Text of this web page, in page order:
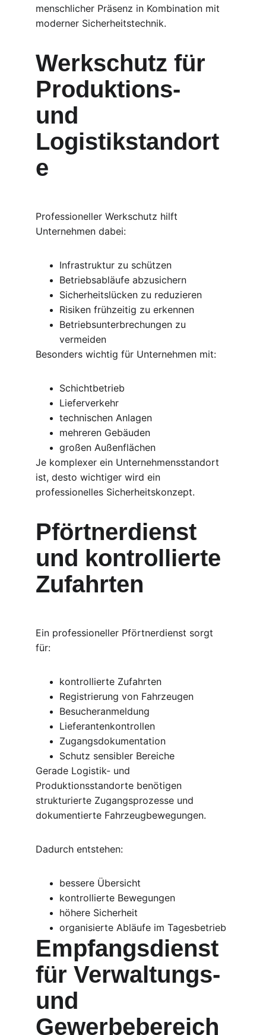
menschlicher Präsenz in Kombination mit
moderner Sicherheitstechnik.
Werkschutz für
Produktions-
und
Logistikstandort
e
Professioneller Werkschutz hilft
Unternehmen dabei:
Infrastruktur zu schützen
Betriebsabläufe abzusichern
Sicherheitslücken zu reduzieren
Risiken frühzeitig zu erkennen
Betriebsunterbrechungen zu
vermeiden
Besonders wichtig für Unternehmen mit:
Schichtbetrieb
Lieferverkehr
technischen Anlagen
mehreren Gebäuden
großen Außenflächen
Je komplexer ein Unternehmensstandort
ist, desto wichtiger wird ein
professionelles Sicherheitskonzept.
Pförtnerdienst
und kontrollierte
Zufahrten
Ein professioneller Pförtnerdienst sorgt
für:
kontrollierte Zufahrten
Registrierung von Fahrzeugen
Besucheranmeldung
Lieferantenkontrollen
Zugangsdokumentation
Schutz sensibler Bereiche
Gerade Logistik- und
Produktionsstandorte benötigen
strukturierte Zugangsprozesse und
dokumentierte Fahrzeugbewegungen.
Dadurch entstehen:
bessere Übersicht
kontrollierte Bewegungen
höhere Sicherheit
organisierte Abläufe im Tagesbetrieb
Empfangsdienst
für Verwaltungs-
und
Gewerbebereich